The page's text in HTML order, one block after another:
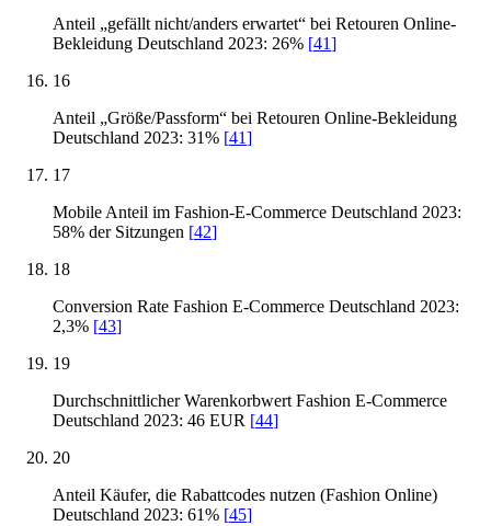
Anteil „gefällt nicht/anders erwartet“ bei Retouren Online-
Bekleidung Deutschland 2023: 26% [41]
16
Anteil „Größe/Passform“ bei Retouren Online-Bekleidung
Deutschland 2023: 31% [41]
17
Mobile Anteil im Fashion-E-Commerce Deutschland 2023:
58% der Sitzungen [42]
18
Conversion Rate Fashion E-Commerce Deutschland 2023:
2,3% [43]
19
Durchschnittlicher Warenkorbwert Fashion E-Commerce
Deutschland 2023: 46 EUR [44]
20
Anteil Käufer, die Rabattcodes nutzen (Fashion Online)
Deutschland 2023: 61% [45]